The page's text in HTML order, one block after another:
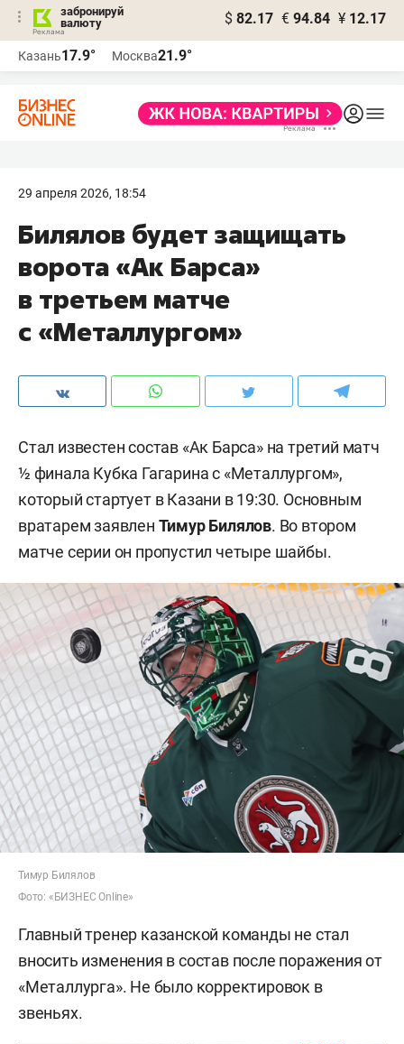
забронируй
валюту
$ 82.17 € 94.84 ¥ 12.17
Казань17.9° Москва21.9°
29 апреля 2026, 18:54
Билялов будет защищать
ворота «Ак Барса»
в третьем матче
с «Металлургом»
Стал известен состав «Ак Барса» на третий матч
½ финала Кубка Гагарина с «Металлургом»,
который стартует в Казани в 19:30. Основным
вратарем заявлен Тимур Билялов. Во втором
матче серии он пропустил четыре шайбы.
Тимур Билялов
Фото: «БИЗНЕС Online»
Главный тренер казанской команды не стал
вносить изменения в состав после поражения от
«Металлурга». Не было корректировок в
звеньях.